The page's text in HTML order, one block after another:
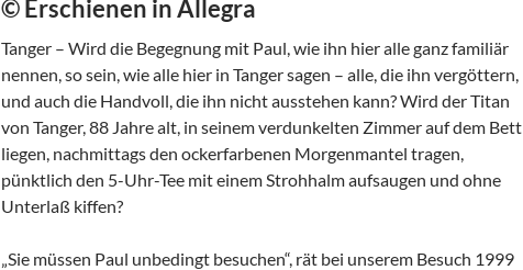
© Erschienen in Allegra
Tanger – Wird die Begegnung mit Paul, wie ihn hier alle ganz familiär
nennen, so sein, wie alle hier in Tanger sagen – alle, die ihn vergöttern,
und auch die Handvoll, die ihn nicht ausstehen kann? Wird der Titan
von Tanger, 88 Jahre alt, in seinem verdunkelten Zimmer auf dem Bett
liegen, nachmittags den ockerfarbenen Morgenmantel tragen,
pünktlich den 5-Uhr-Tee mit einem Strohhalm aufsaugen und ohne
Unterlaß kiffen?
„Sie müssen Paul unbedingt besuchen“, rät bei unserem Besuch 1999